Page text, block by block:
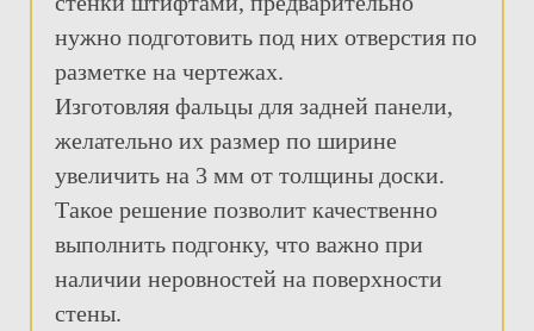
нужно подготовить под них отверстия по
разметке на чертежах.
Изготовляя фальцы для задней панели,
желательно их размер по ширине
увеличить на 3 мм от толщины доски.
Такое решение позволит качественно
выполнить подгонку, что важно при
наличии неровностей на поверхности
стены.